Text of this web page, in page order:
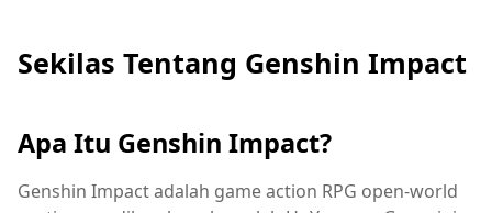
Sekilas Tentang Genshin Impact
Apa Itu Genshin Impact?
Genshin Impact adalah game action RPG open-world